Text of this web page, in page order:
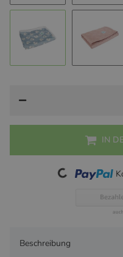
Cozy Lion
IN
Loading...
Beschreibung